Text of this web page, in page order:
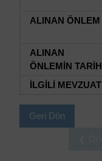
ALINAN ÖNLEM
ALINAN
ÖNLEMİN TARİHİ
İLGİLİ MEVZUAT
Geri Dön